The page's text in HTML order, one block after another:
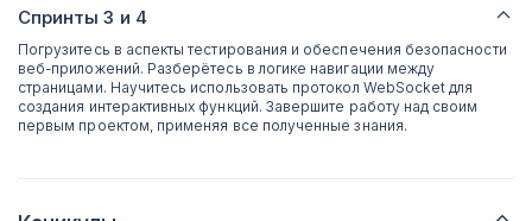
Спринты 3 и 4
Погрузитесь в аспекты тестирования и обеспечения безопасности
веб-приложений. Разберётесь в логике навигации между
страницами. Научитесь использовать протокол WebSocket для
создания интерактивных функций. Завершите работу над своим
первым проектом, применяя все полученные знания.